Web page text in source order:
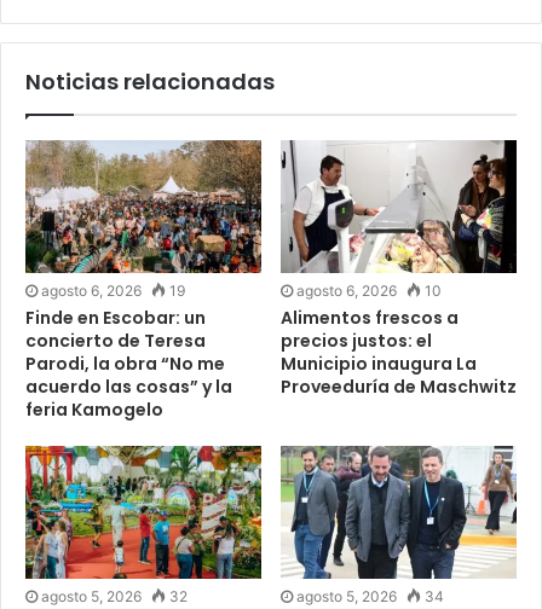
Noticias relacionadas
agosto 6, 2026 19
Finde en Escobar: un
concierto de Teresa
Parodi, la obra “No me
acuerdo las cosas” y la
feria Kamogelo
agosto 6, 2026 10
Alimentos frescos a
precios justos: el
Municipio inaugura La
Proveeduría de Maschwitz
agosto 5, 2026 32 agosto 5, 2026 34